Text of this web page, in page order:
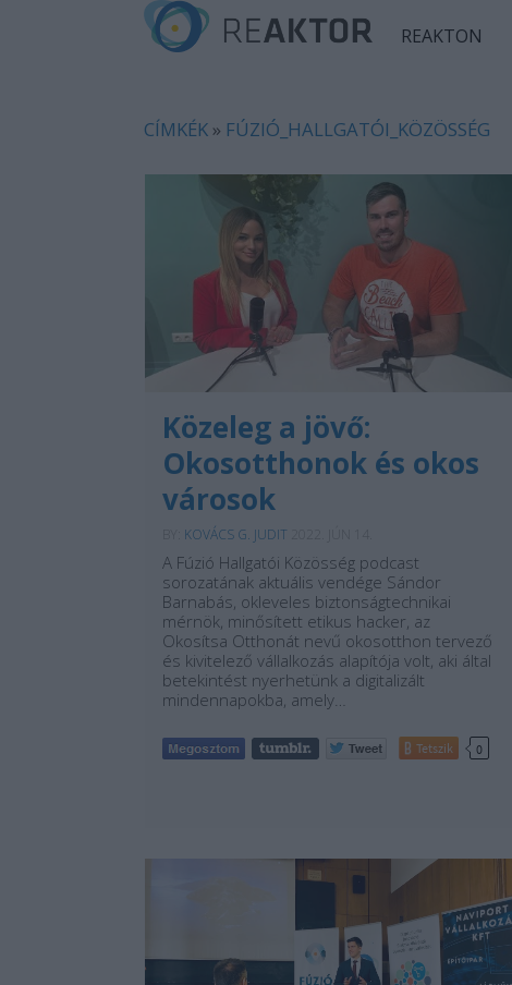
REAKTON
CÍMKÉK » FÚZIÓ_HALLGATÓI_KÖZÖSSÉG
Közeleg a jövő:
Okosotthonok és okos
városok
KOVÁCS G. JUDIT
A Fúzió Hallgatói Közösség podcast
sorozatának aktuális vendége Sándor
Barnabás, okleveles biztonságtechnikai
mérnök, minősített etikus hacker, az
Okosítsa Otthonát nevű okosotthon tervező
és kivitelező vállalkozás alapítója volt, aki által
betekintést nyerhetünk a digitalizált
mindennapokba, amely…
Tetszik 0